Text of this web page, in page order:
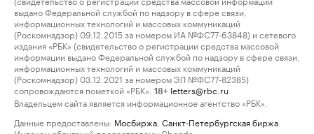
выдано Федеральной службой по надзору в сфере связи,
информационных технологий и массовых коммуникаций
(Роскомнадзор) 09.12.2015 за номером ИА №ФС77-63848) и сетевого
издания «РБК» (свидетельство о регистрации средства массовой
информации выдано Федеральной службой по надзору в сфере связи,
информационных технологий и массовых коммуникаций
(Роскомнадзор) 03.12.2021 за номером ЭЛ №ФС77-82385)
сопровождаются пометкой «РБК».
18+ letters@rbc.ru
Владельцем сайта является информационное агентство «РБК».
Данные предоставлены: Мосбиржа Санкт-Петербургская биржа